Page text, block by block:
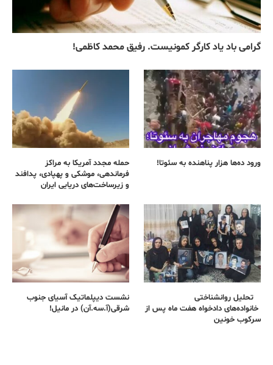
گرامی باد یاد کارگر کمونیست. رفیق محمد کاظمی!
ورود ده‌ها هزار پناهنده به سئوتا!
حمله مجدد آمریکا به مراکز
فرماندهی، موشکی و پهپادی، پدافند
و زیرساخت‌های دریایی ایران
تحلیل روانشناختی
خانواده‌های دادخواه هفت ماه پس از
سرکوب خونین
نشست دیپلماتیک آسیای جنوب
شرقی‌(آ.سه.آن) در مانیل!